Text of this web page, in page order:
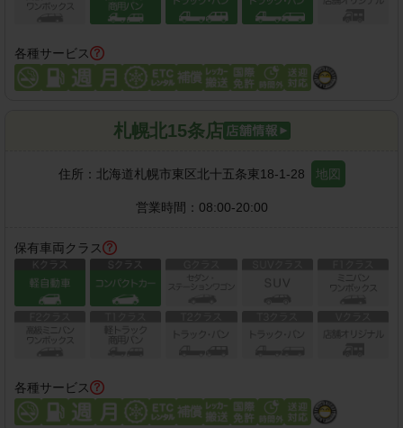
各種サービス
札幌北15条店
住所： 北海道札幌市東区北十五条東18-1-28 地図
営業時間： 08:00-20:00
保有車両クラス
各種サービス